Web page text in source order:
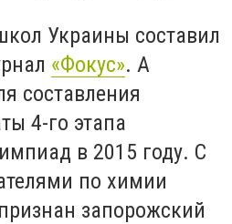
Украины составил
«Фокус». А
составления
4-го этапа
в 2015 году. С
по химии
запорожский